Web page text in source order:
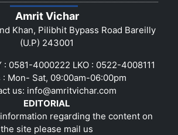
Amrit Vichar
Khan, Pilibhit Bypass Road Bareilly
(U.P) 243001
: 0581-4000222 LKO : 0522-4008111
Mon- Sat, 09:00am-06:00pm
us: info@amritvichar.com
EDITORIAL
regarding the content on
the site please mail us